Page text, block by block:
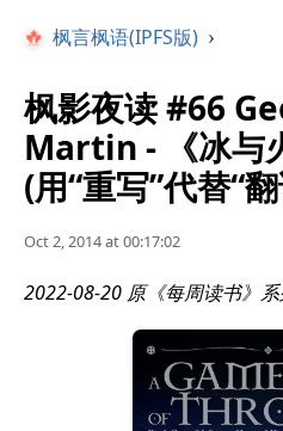
枫言枫语(IPFS版) ›
枫影夜读 #66
Martin - 《冰与
(用“重写”代替“
Oct 2, 2014 at 00:17:02
2022-08-20 原《每周读书》